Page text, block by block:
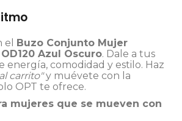
el Buzo Conjunto Mujer
Azul Oscuro. Dale a tus
energía, comodidad y estilo. Haz
carrito"y muévete con la
OPT te ofrece.
mujeres que se mueven con